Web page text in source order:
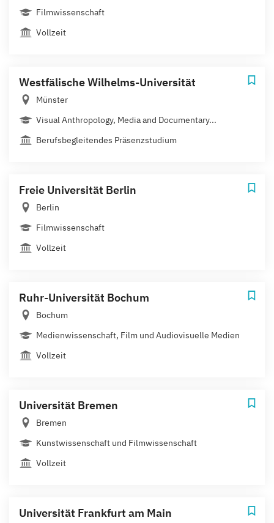
Filmwissenschaft
Vollzeit
Westfälische Wilhelms-Universität
Münster
Visual Anthropology, Media and Documentary...
Berufsbegleitendes Präsenzstudium
Freie Universität Berlin
Berlin
Filmwissenschaft
Vollzeit
Ruhr-Universität Bochum
Bochum
Medienwissenschaft, Film und Audiovisuelle Medien
Vollzeit
Universität Bremen
Bremen
Kunstwissenschaft und Filmwissenschaft
Vollzeit
Universität Frankfurt am Main